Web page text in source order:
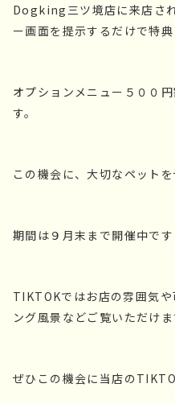
Dogking三ツ境店に来店さ
ー画面を提示するだけで特典
オプションメニュー５００
す。
この機会に、大切なペット
期間は９月末まで開催中です
TIKTOKではお店の雰囲気
ング風景などご覧いただけ
ぜひこの機会に当店の